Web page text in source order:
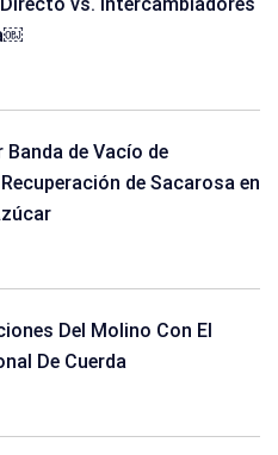
de Vacío de
de Sacarosa en
Del Molino Con El
De Cuerda